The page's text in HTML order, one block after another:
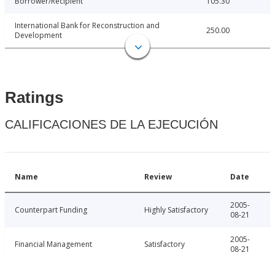
International Bank for Reconstruction and
Development
250.00
Ratings
CALIFICACIONES DE LA EJECUCIÓN
Name Review Date
Counterpart Funding Highly Satisfactory
2005-
08-21
Financial Management Satisfactory
2005-
08-21